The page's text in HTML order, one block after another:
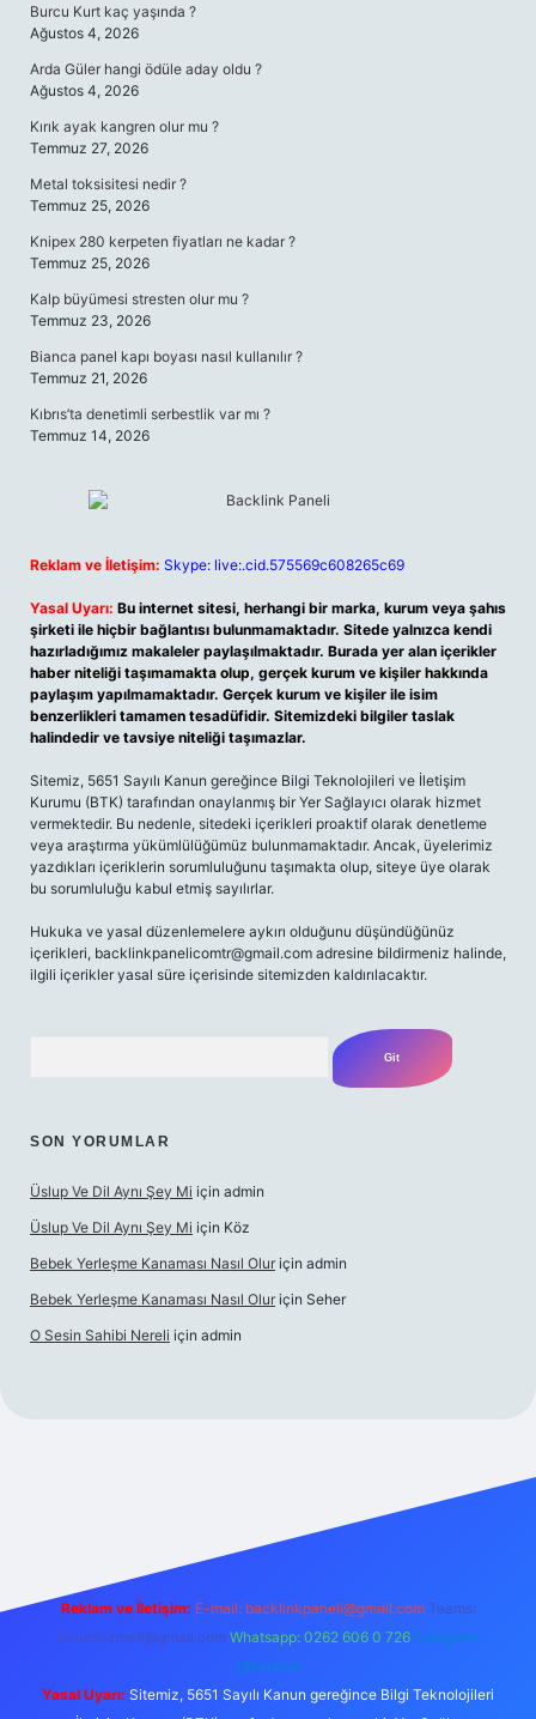
Burcu Kurt kaç yaşında ?
Ağustos 4, 2026
Arda Güler hangi ödüle aday oldu ?
Ağustos 4, 2026
Kırık ayak kangren olur mu ?
Temmuz 27, 2026
Metal toksisitesi nedir ?
Temmuz 25, 2026
Knipex 280 kerpeten fiyatları ne kadar ?
Temmuz 25, 2026
Kalp büyümesi stresten olur mu ?
Temmuz 23, 2026
Bianca panel kapı boyası nasıl kullanılır ?
Temmuz 21, 2026
Kıbrıs’ta denetimli serbestlik var mı ?
Temmuz 14, 2026
Reklam ve İletişim: Skype: live:.cid.575569c608265c69
Yasal Uyarı: Bu internet sitesi, herhangi bir marka, kurum veya şahıs
şirketi ile hiçbir bağlantısı bulunmamaktadır. Sitede yalnızca kendi
hazırladığımız makaleler paylaşılmaktadır. Burada yer alan içerikler
haber niteliği taşımamakta olup, gerçek kurum ve kişiler hakkında
paylaşım yapılmamaktadır. Gerçek kurum ve kişiler ile isim
benzerlikleri tamamen tesadüfidir. Sitemizdeki bilgiler taslak
halindedir ve tavsiye niteliği taşımazlar.
Sitemiz, 5651 Sayılı Kanun gereğince Bilgi Teknolojileri ve İletişim
Kurumu (BTK) tarafından onaylanmış bir Yer Sağlayıcı olarak hizmet
vermektedir. Bu nedenle, sitedeki içerikleri proaktif olarak denetleme
veya araştırma yükümlülüğümüz bulunmamaktadır. Ancak, üyelerimiz
yazdıkları içeriklerin sorumluluğunu taşımakta olup, siteye üye olarak
bu sorumluluğu kabul etmiş sayılırlar.
Hukuka ve yasal düzenlemelere aykırı olduğunu düşündüğünüz
içerikleri, backlinkpanelicomtr@gmail.com adresine bildirmeniz halinde,
ilgili içerikler yasal süre içerisinde sitemizden kaldırılacaktır.
SON YORUMLAR
Üslup Ve Dil Aynı Şey Mi için admin
Üslup Ve Dil Aynı Şey Mi için Köz
Bebek Yerleşme Kanaması Nasıl Olur için admin
Bebek Yerleşme Kanaması Nasıl Olur için Seher
O Sesin Sahibi Nereli için admin
Reklam ve İletişim: E-mail: backlinkpaneli@gmail.com Teams:
forumhizmeti@gmail.com Whatsapp: 0262 606 0 726 Telegram:
@karabul
Yasal Uyarı: Sitemiz, 5651 Sayılı Kanun gereğince Bilgi Teknolojileri